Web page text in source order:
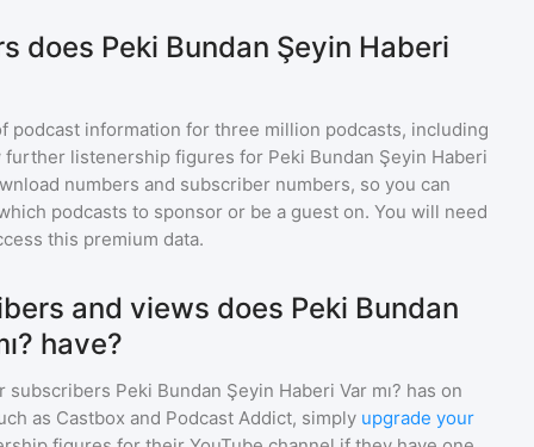
does Peki Bundan Şeyin Haberi
podcast information for three million podcasts, including
further listenership figures for Peki Bundan Şeyin Haberi
numbers and subscriber numbers, so you can
podcasts to sponsor or be a guest on. You will need
this premium data.
and views does Peki Bundan
have?
subscribers Peki Bundan Şeyin Haberi Var mı? has on
as Castbox and Podcast Addict, simply upgrade your